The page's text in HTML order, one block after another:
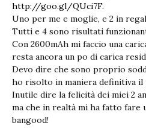
http://goo.gl/QUci7F.
Uno per me e moglie, e 2 in
Tutti e 4 sono risultati
Con 2600mAh mi faccio una
resta ancora un po di carica
Devo dire che sono proprio
ho risolto in maniera definitiva il
Inutile dire la felicità dei miei 2
ma che in realtà mi ha fatto fare
bangood!